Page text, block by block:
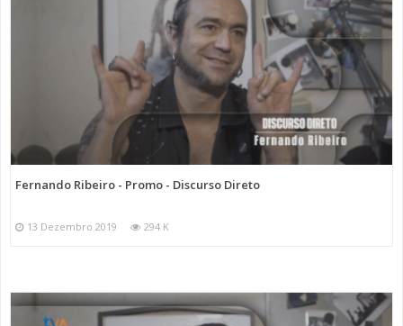
Fernando Ribeiro - Promo - Discurso Direto
13 Dezembro 2019 294 K